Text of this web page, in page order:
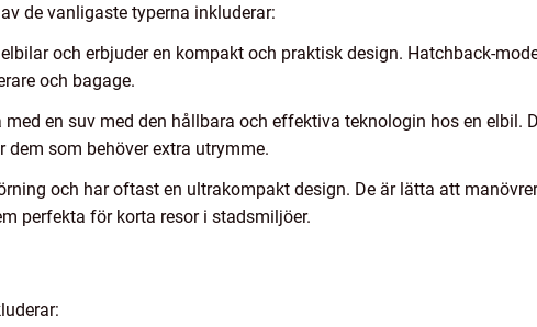
de vanligaste typerna inkluderar:
och erbjuder en kompakt och praktisk design. Hatchback-
och bagage.
en suv med den hållbara och effektiva teknologin hos en elbil.
som behöver extra utrymme.
och har oftast en ultrakompakt design. De är lätta att
perfekta för korta resor i stadsmiljöer.